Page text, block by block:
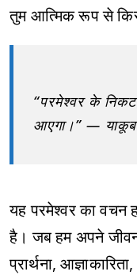
तुम आत्मिक रूप से
“परमेश्वर के
आएगा।” —
यह परमेश्वर का वचन
है। जब हम अपने
प्रार्थना,